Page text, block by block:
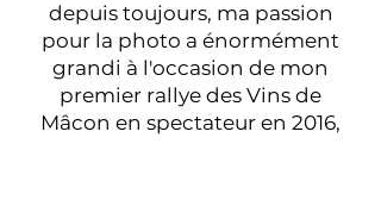
depuis toujours, ma passion
pour la photo a énormément
grandi à l'occasion de mon
premier rallye des Vins de
Mâcon en spectateur en 2016,